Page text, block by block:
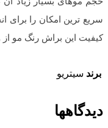
سریع ترین امکان را برای
کیفیت این براش رنگ مو
برند سیتریو
دیدگاهها